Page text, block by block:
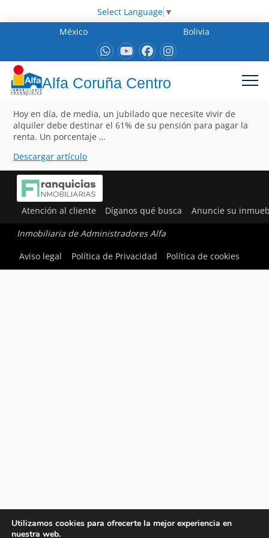
Select Language ▼
México
Bolivia
Alfa Coruña Centro
Hoy en día, de media, un jubilado que necesite vivir de
alquiler debe destinar el 61% de su pensión para pagar la
renta. Un porcentaje …
Descargar artículo
Atención al cliente Díganos qué busca Anuncie su
Inmobiliaria de Administradores Alfa
Aviso legal
Política de Privacidad Política de cookies
Utilizamos cookies para ofrecerte la mejor experiencia en
nuestra web.